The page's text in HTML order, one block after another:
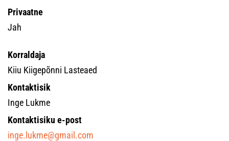
Privaatne
Jah
Korraldaja
Kiiu Kiigepõnni Lasteaed
Kontaktisik
Inge Lukme
Kontaktisiku e-post
inge.lukme@gmail.com